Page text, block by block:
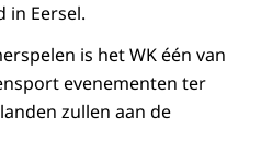
in Eersel.
is het WK één van
evenementen ter
zullen aan de